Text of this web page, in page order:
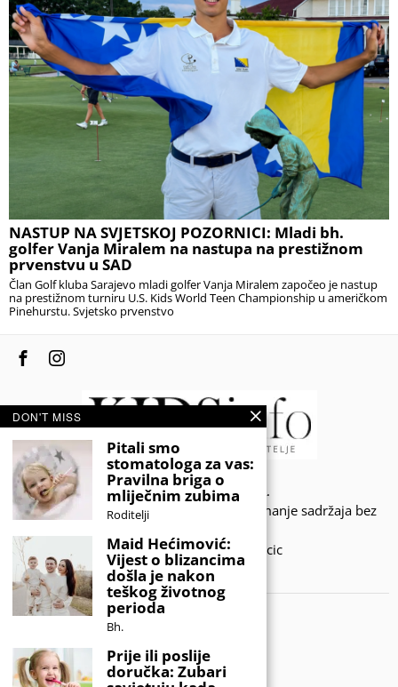
NASTUP NA SVJETSKOJ POZORNICI: Mladi bh.
golfer Vanja Miralem na nastupa na prestižnom
prvenstvu u SAD
Član Golf kluba Sarajevo mladi golfer Vanja Miralem započeo je nastup
na prestižnom turniru U.S. Kids World Teen Championship u američkom
Pinehurstu. Svjetsko prvenstvo
© 2020 - KIDSINFO.BA.
Sva prava zadržana. Zabranjeno preuzimanje sadržaja bez
Developed by Amar SIjercic
IZAŠAO JE NOVI MAGAZIN!
DON'T MISS
Pitali smo
stomatologa za vas:
Pravilna briga o
mliječnim zubima
Roditelji
Maid Hećimović:
Vijest o blizancima
došla je nakon
teškog životnog
perioda
Bh.
Prije ili poslije
doručka: Zubari